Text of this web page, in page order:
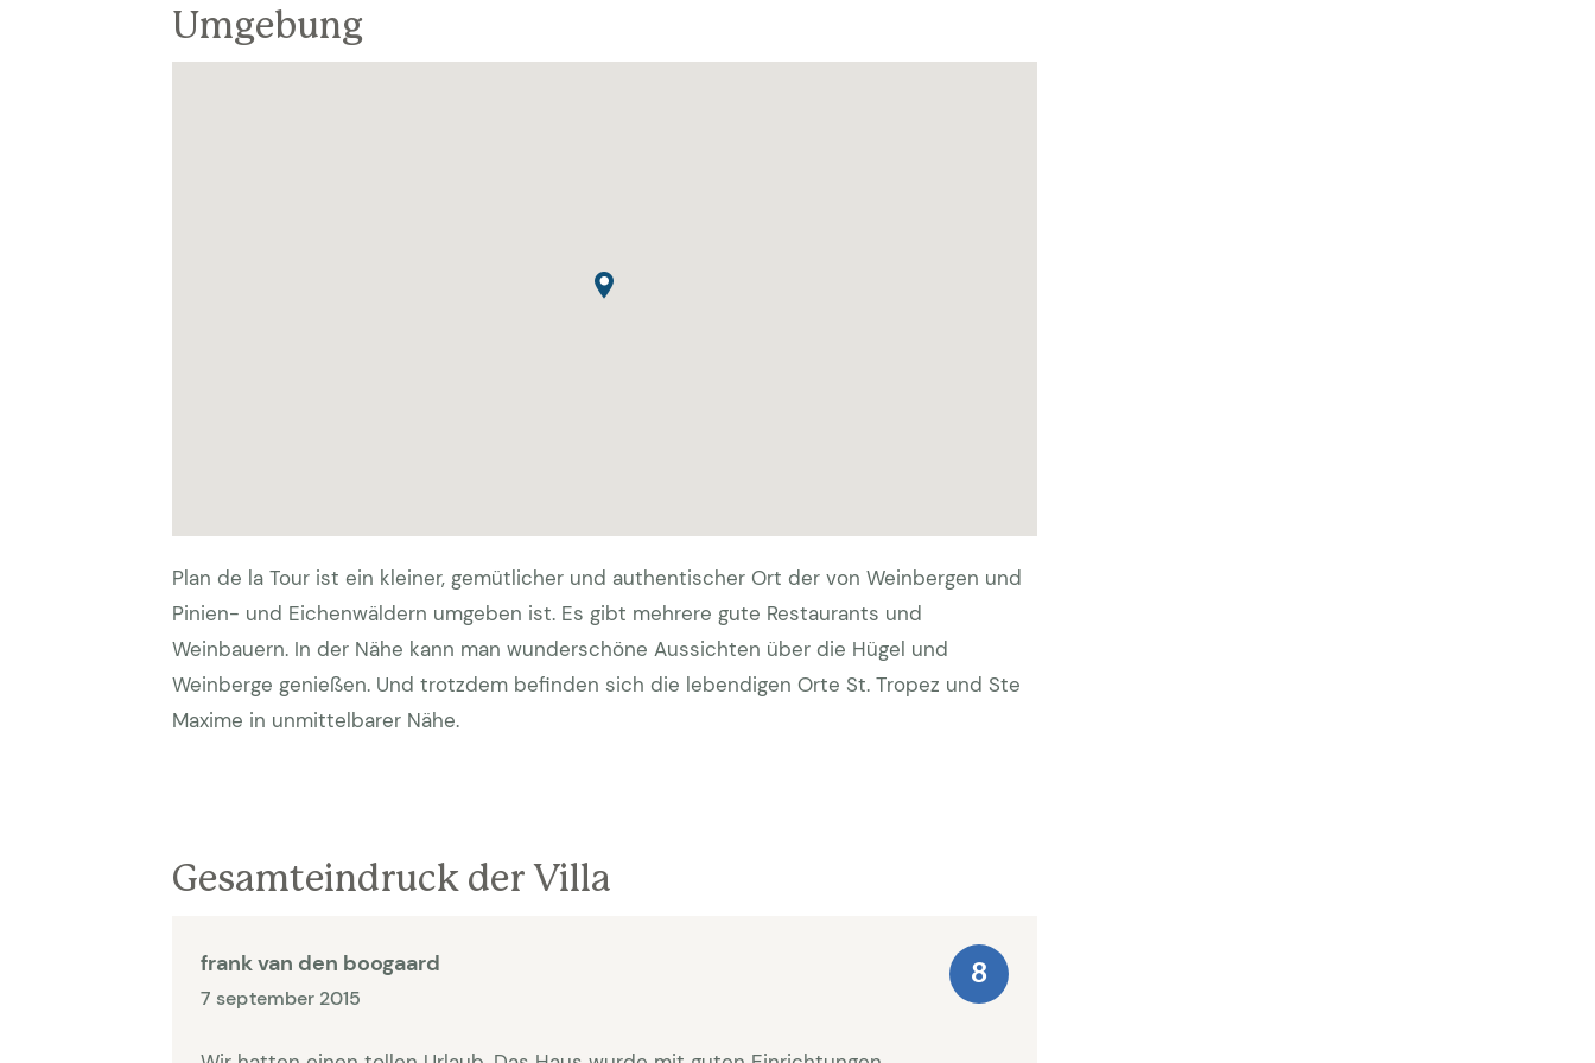
Umgebung
Plan de la Tour ist ein kleiner, gemütlicher und authentischer Ort der von Weinbergen und
Pinien- und Eichenwäldern umgeben ist. Es gibt mehrere gute Restaurants und
Weinbauern. In der Nähe kann man wunderschöne Aussichten über die Hügel und
Weinberge genießen. Und trotzdem befinden sich die lebendigen Orte St. Tropez und Ste
Maxime in unmittelbarer Nähe.
Gesamteindruck der Villa
frank van den boogaard
7 september 2015
8